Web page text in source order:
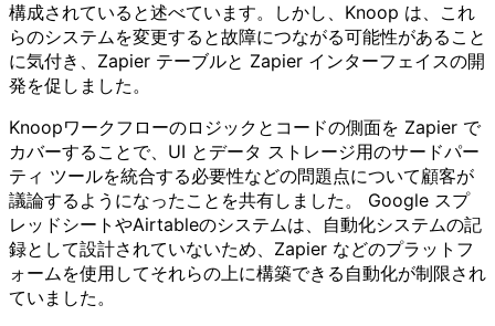
構成されていると述べています。しかし、Knoop は、これ
らのシステムを変更すると故障につながる可能性があること
に気付き、Zapier テーブルと Zapier インターフェイスの開
発を促しました。
Knoopワークフローのロジックとコードの側面を Zapier で
カバーすることで、UI とデータ ストレージ用のサードパー
ティ ツールを統合する必要性などの問題点について顧客が
議論するようになったことを共有しました。 Google スプ
レッドシートやAirtableのシステムは、自動化システムの記
録として設計されていないため、Zapier などのプラットフ
ォームを使用してそれらの上に構築できる自動化が制限され
ていました。